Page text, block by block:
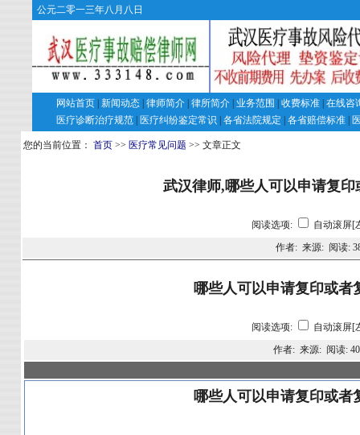
公元二零一三年八月八日
网站首页 新闻动态 律师简介 律所简介 业务范围 收费标准 在线咨
医疗诊断治疗规范
医疗纠纷鉴定常识 各省法院规定 各省赔偿标准
您的当前位置： 首页 >> 医疗常见问题 >> 文章正文
武汉律师,哪些人可以申请复
阅读选项:
自动滚屏[
作者: 来源: 阅读:
哪些人可以申请复印或者
阅读选项:
自动滚屏[
作者: 来源: 阅读:
哪些人可以申请复印或者